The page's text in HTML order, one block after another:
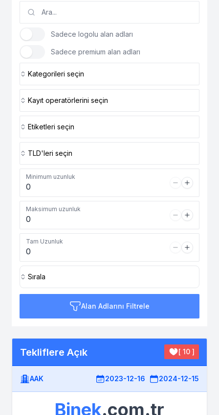
Sadece logolu alan adları
Sadece premium alan adları
Kategorileri seçin
Kayıt operatörlerini seçin
Etiketleri seçin
TLD'leri seçin
Minimum uzunluk
Maksimum uzunluk
Tam Uzunluk
Sırala
Alan Adlarını Filtrele
Tekliflere Açık [ 10 ]
AAK 2023-12-16 2024-12-15
Binek.com.tr